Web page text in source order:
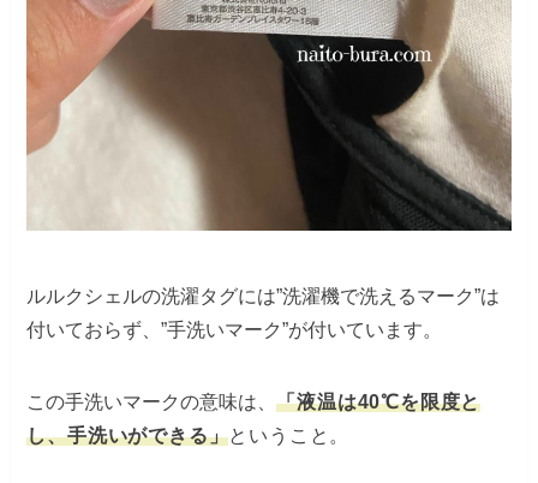
ルルクシェルの洗濯タグには”洗濯機で洗えるマーク”は
付いておらず、”手洗いマーク”が付いています。
この手洗いマークの意味は、「液温は40℃を限度と
し、手洗いができる」と いうこと。